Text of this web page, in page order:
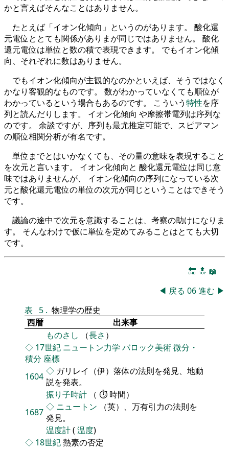
かと言えばそんなことはありません。
たとえば「イオン化傾向」というのがあります。 酸化還
元電位ととても関係がありまが同じではありません。 酸化
還元電位は単位と数の積で表現できます。 でもイオン化傾
向、それぞれに数はありません。
でもイオン化傾向が主観的なのかといえば、そうではなく
かなり客観的なものです。 数がわかっていなくても順位が
わかっているという場合もあるのです。 こういう特性を序
列と読んだりします。 イオン化傾向 や摩擦帯電列は序列な
のです。 余談ですが、序列も最尤推定可能で、スピアマン
の順位相関分析が有名です。
単位までとはいかなくても、その量の意味を表現すること
を次元と言います。 イオン化傾向と 酸化還元電位は同じ意
味ではありませんが、 イオン化傾向の序列になっている次
元と酸化還元電位の単位の次元が同じということはできそう
です。
議論の途中で次元を意識することは、考察の助けになりま
す。 そんなわけで仮に単位を定めてみることはとても大切
です。
🔚 🔝 📖
◀ 戻る 06進む ▶
表
5 . 物理学の歴史
西暦
出来事
ものさし （長さ ）
◇ 17世紀 ニュートン力学 バロック美術微分・
積分 座標
1604 ◇ ガリレイ（伊）落体の法則を発見、地動
説を発表。
振り子時計 （ ⏱ 時間）
1687 ◇ ニュートン （英）、万有引力の法則を
発見。
温度計( 温度)
◇ 18世紀熱素の否定